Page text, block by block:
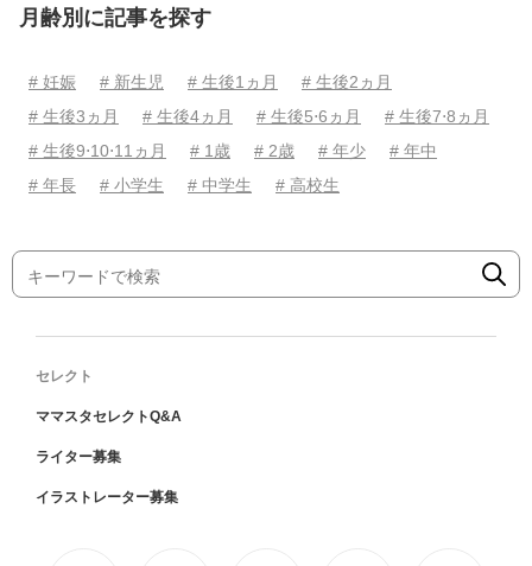
月齢別に記事を探す
# 妊娠 # 新生児 # 生後1ヵ月
# 生後2ヵ月
# 生後3ヵ月
# 生後4ヵ月 # 生後5⋅6ヵ月
# 生後7⋅8ヵ月
# 生後9⋅10⋅11ヵ月
# 1歳 # 2歳 # 年少
# 年中
# 年長
# 小学生 # 中学生 # 高校生
セレクト
ママスタセレクトQ&A
ライター募集
イラストレーター募集